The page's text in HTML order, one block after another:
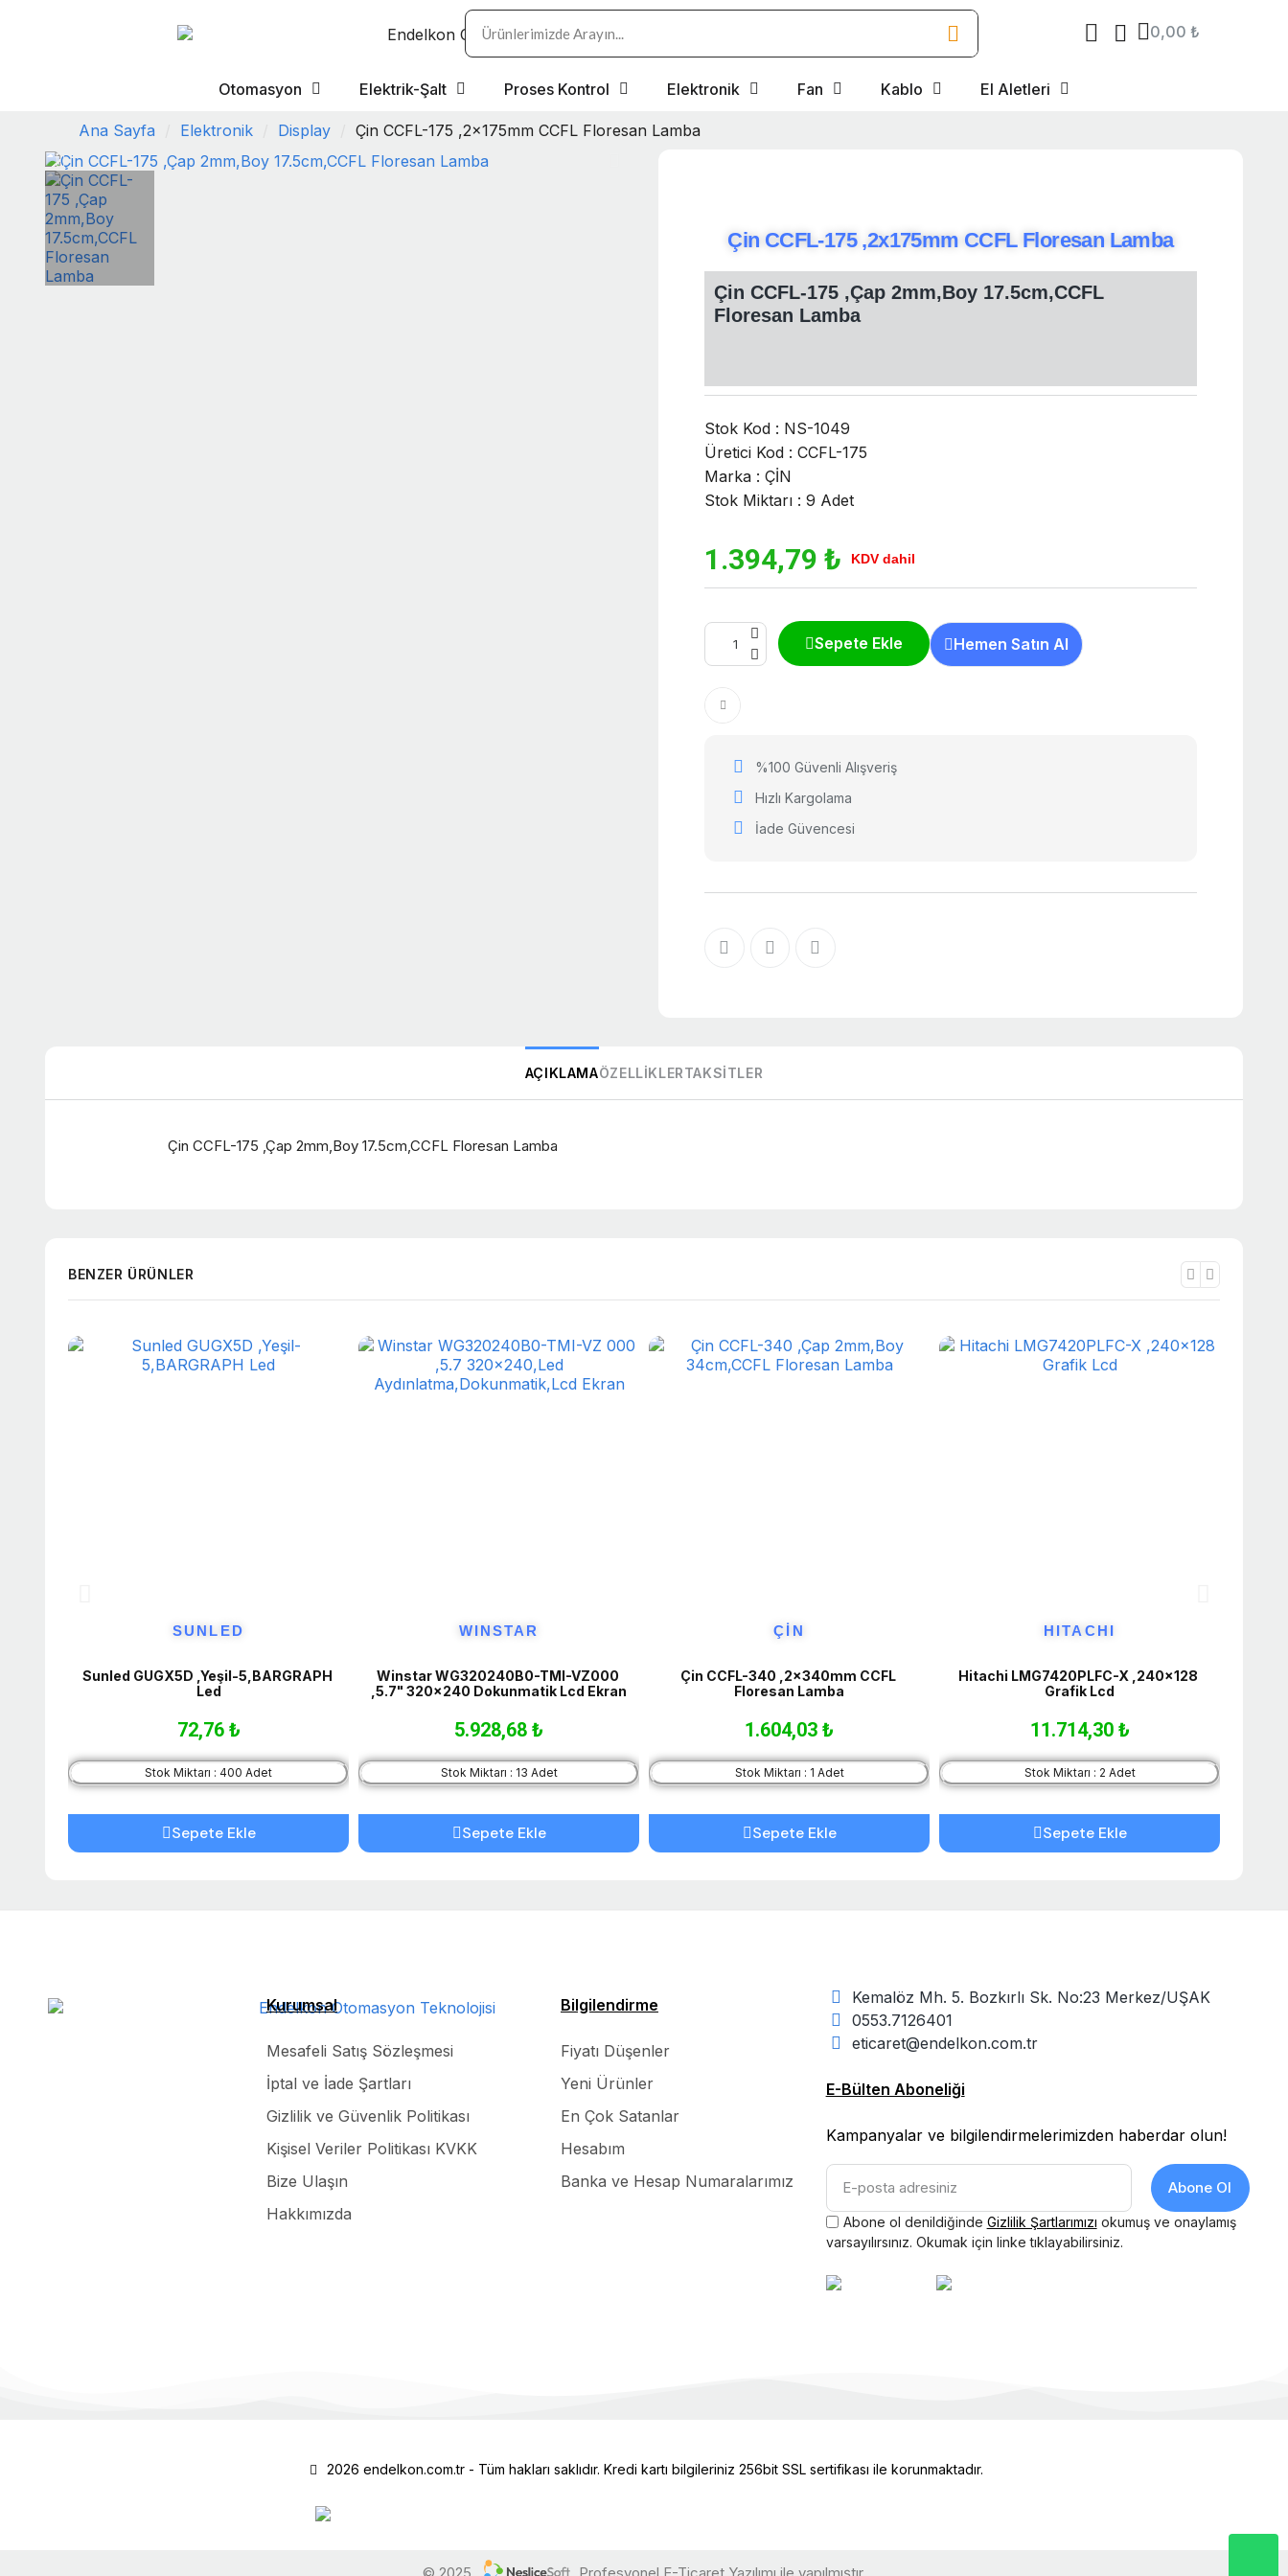
0,00 ₺
Otomasyon Elektrik-Şalt Proses Kontrol Elektronik Fan Kablo El Aletleri
Ana Sayfa Elektronik Display Çin CCFL-175 ,2x175mm CCFL Floresan Lamba
Çin CCFL-175 ,2x175mm CCFL Floresan Lamba
Çin CCFL-175 ,Çap 2mm,Boy 17.5cm,CCFL
Floresan Lamba
Stok Kod : NS-1049
Üretici Kod : CCFL-175
Marka : ÇİN
Stok Miktarı : 9 Adet
1.394,79 ₺ KDV dahil
Sepete Ekle Hemen Satın Al
%100 Güvenli Alışveriş
Hızlı Kargolama
İade Güvencesi
AÇIKLAMAÖZELLIKLERTAKSITLER
Çin CCFL-175 ,Çap 2mm,Boy 17.5cm,CCFL Floresan Lamba
BENZER ÜRÜNLER
SUNLED
Sunled GUGX5D ,Yeşil-5,BARGRAPH
Led
72,76 ₺
Stok Miktarı : 400 Adet
Sepete Ekle
WINSTAR
Winstar WG320240B0-TMI-VZ000
,5.7" 320x240 Dokunmatik Lcd Ekran
5.928,68 ₺
Stok Miktarı : 13 Adet
Sepete Ekle
ÇİN
Çin CCFL-340 ,2x340mm CCFL
Floresan Lamba
1.604,03 ₺
Stok Miktarı : 1 Adet
Sepete Ekle
HITACHI
Hitachi LMG7420PLFC-X ,240x128
Grafik Lcd
11.714,30 ₺
Stok Miktarı : 2 Adet
Sepete Ekle
WINSTAR
Lamba Montaj Aparat
Winstar WG12864A-TMI-VN
857,89 ₺
Kurumsal
Mesafeli Satış Sözleşmesi
İptal ve İade Şartları
Gizlilik ve Güvenlik Politikası
Kişisel Veriler Politikası KVKK
Bize Ulaşın
Hakkımızda
Bilgilendirme
Fiyatı Düşenler
Yeni Ürünler
En Çok Satanlar
Hesabım
Banka ve Hesap Numaralarımız
Kemalöz Mh. 5. Bozkırlı Sk. No:23 Merkez/UŞAK
0553.7126401
eticaret@endelkon.com.tr
E-Bülten Aboneliği
Kampanyalar ve bilgilendirmelerimizden haberdar olun!
Abone Ol
Abone ol denildiğinde Gizlilik Şartlarımızı okumuş ve onaylamış
varsayılırsınız. Okumak için linke tıklayabilirsiniz.
2026 endelkon.com.tr - Tüm hakları saklıdır. Kredi kartı bilgileriniz 256bit SSL sertifikası ile korunmaktadır.
© 2025 Profesyonel E-Ticaret Yazılımı ile yapılmıştır.